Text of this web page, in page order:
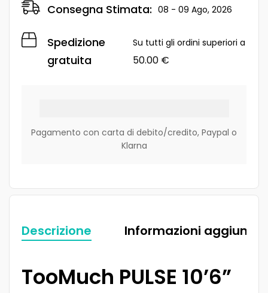
Consegna Stimata: 08 - 09 Ago, 2026
Spedizione
gratuita
Su tutti gli ordini superiori a
50.00 €
Pagamento con carta di debito/credito, Paypal o
Klarna
Descrizione Informazioni
TooMuch PULSE 10’6”